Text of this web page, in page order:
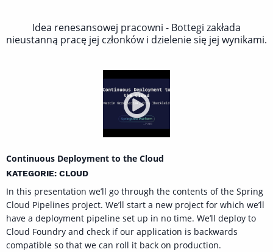
Idea renesansowej pracowni - Bottegi zakłada
nieustanną pracę jej członków i dzielenie się jej wynikami.
Continuous Deployment to the Cloud
KATEGORIE: CLOUD
In this presentation we’ll go through the contents of the Spring
Cloud Pipelines project. We’ll start a new project for which we’ll
have a deployment pipeline set up in no time. We’ll deploy to
Cloud Foundry and check if our application is backwards
compatible so that we can roll it back on production.